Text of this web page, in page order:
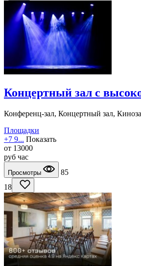
Концертный зал с
Конференц-зал, Концертный зал,
Площадки
+7 9... Показать
от 13000
руб час
Просмотры
85
18